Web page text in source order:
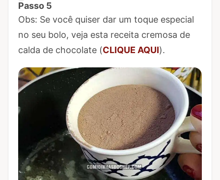
Passo 5
Marcar Passo 5 como concluído
Obs: Se você quiser dar um toque especial
no seu bolo, veja esta receita cremosa de
calda de chocolate (CLIQUE AQUI).